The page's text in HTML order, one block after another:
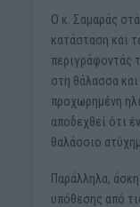
Ο κ. Σαμαράς
κατάσταση και
περιγράφοντάς
στη θάλασσα
προχωρημένη
αποδεχθεί ότι
θαλάσσιο
Παράλληλα,
υπόθεσης από